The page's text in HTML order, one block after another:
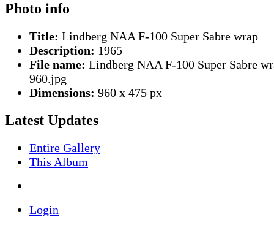
Photo info
Title: Lindberg NAA F-100 Super Sabre wrap
Description: 1965
File name: Lindberg NAA F-100 Super Sabre
960.jpg
Dimensions: 960 x 475 px
Latest Updates
Entire Gallery
This Album
Login